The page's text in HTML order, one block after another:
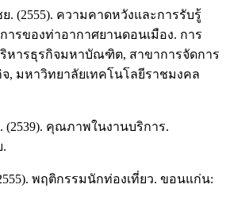
(2555). ความคาดหวังและการรับรู้
ารของท่าอากาศยานดอนเมือง. การ
ารธุรกิจมหาบัณฑิต, สาขาการจัดการ
, มหาวิทยาลัยเทคโนโลยีราชมงคล
(2539). คุณภาพในงานบริการ.
พฤติกรรมนักท่องเที่ยว. ขอนแก่น: